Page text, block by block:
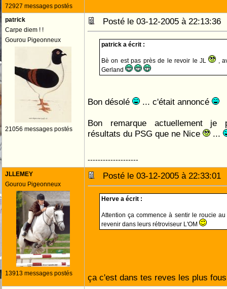
72927 messages postés
patrick
Carpe diem ! !
Gourou Pigeonneux
21056 messages postés
Posté le 03-12-2005 à
patrick a écrit :
Bè on est pas près de le revoir le JL
,
Gerland
Bon désolé ... c'était annoncé
Bon remarque actuellement je
résultats du PSG que ne Nice
...
--------------------
JLLEMEY
Gourou Pigeonneux
13913 messages postés
Posté le 03-12-2005 à
Herve a écrit :
Attention ça commence à sentir le roucie
revenir dans leurs rétroviseur L'OM
ça c'est dans tes reves les plus